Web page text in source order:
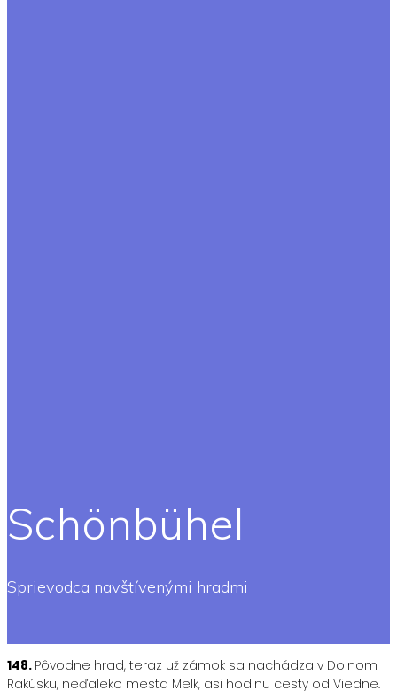
Schönbühel
Sprievodca navštívenými hradmi
148. Pôvodne hrad, teraz už zámok sa nachádza v Dolnom
Rakúsku, neďaleko mesta Melk, asi hodinu cesty od Viedne.